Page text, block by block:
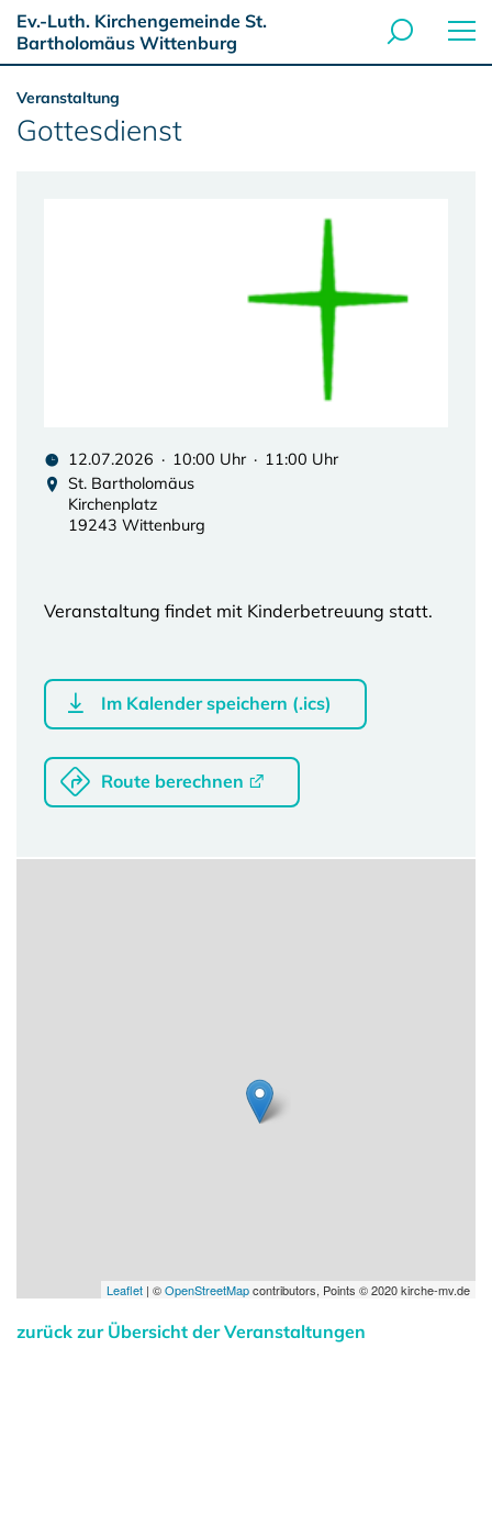
Ev.-Luth. Kirchengemeinde St.
Bartholomäus Wittenburg
Veranstaltung
Gottesdienst
12.07.2026 · 10:00 Uhr · 11:00 Uhr
St. Bartholomäus
Kirchenplatz
19243 Wittenburg
Veranstaltung findet mit Kinderbetreuung statt.
Im Kalender speichern (.ics)
Route berechnen
Leaflet | ©OpenStreetMapcontributors, Points © 2020 kirche-mv.de
zurück zur Übersicht der Veranstaltungen